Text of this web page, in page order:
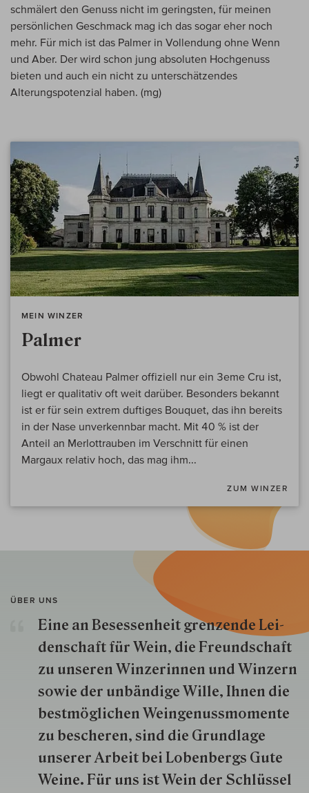
schmälert den Genuss nicht im geringsten, für meinen
persönlichen Geschmack mag ich das sogar eher noch
mehr. Für mich ist das Palmer in Vollendung ohne Wenn
und Aber. Der wird schon jung absoluten Hochgenuss
bieten und auch ein nicht zu unterschätzendes
Alterungspotenzial haben. (mg)
MEIN WINZER
Palmer
Obwohl Chateau Palmer offiziell nur ein 3eme Cru ist,
liegt er qualitativ oft weit darüber. Besonders bekannt
ist er für sein extrem duftiges Bouquet, das ihn bereits
in der Nase unverkennbar macht. Mit 40 % ist der
Anteil an Merlottrauben im Verschnitt für einen
Margaux relativ hoch, das mag ihm...
ZUM WINZER
ÜBER UNS
Eine an Besessenheit gren­zende Lei­
den­schaft für Wein, die Freund­schaft
zu unseren Win­zer­innen und Win­zern
so­wie der un­bän­dige Wille, Ihnen die
best­mög­lich­en Wein­genuss­momente
zu besche­ren, sind die Grund­lage
unserer Arbeit bei Lobenbergs Gute
Weine. Für uns ist Wein der Schlüs­sel